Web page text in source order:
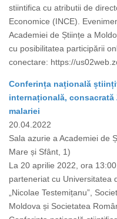
stiintifica cu atributii de
Economice (INCE).
Academiei de Științe a
cu posibilitatea participării
conectare: https://
Conferința națională
internațională, consacrată
malariei
20.04.2022
Sala azurie a Academiei de
Mare și Sfânt, 1)
La 20 aprilie 2022, ora
parteneriat cu Universitatea
„Nicolae Testemițanu”,
Moldova și Societatea